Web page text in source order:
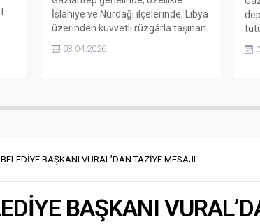
İslahiye ve Nurdağı ilçelerinde, Libya
üzerinden kuvvetli rüzgârla taşınan
renge büründü. Toz bulutu günlük
kaplanırken, vatandaşlar korunmak
sürücüler hızlarını düşürmek
zorunda...
03.04.2026
BAŞKANI VURAL’DAN TAZİYE MESAJI
BAŞKANI